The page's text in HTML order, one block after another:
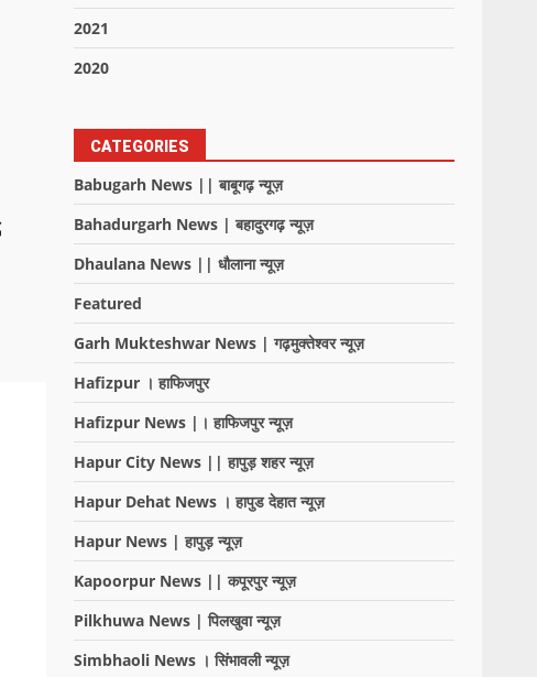
2021
2020
CATEGORIES
Babugarh News || बाबूगढ़ न्यूज़
Bahadurgarh News | बहादुरगढ़ न्यूज़
Dhaulana News || धौलाना न्यूज़
Featured
Garh Mukteshwar News | गढ़मुक्तेश्वर न्यूज़
Hafizpur । हाफिजपुर
Hafizpur News |। हाफिजपुर न्यूज़
Hapur City News || हापुड़ शहर न्यूज़
Hapur Dehat News । हापुड देहात न्यूज़
Hapur News | हापुड़ न्यूज़
Kapoorpur News || कपूरपुर न्यूज़
Pilkhuwa News | पिलखुवा न्यूज़
Simbhaoli News । सिंभावली न्यूज़